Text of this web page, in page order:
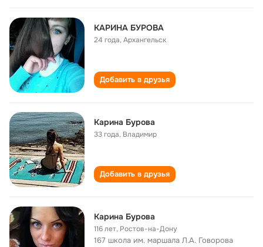
КАРИНА БУРОВА
24 года,Архангельск
Добавить в друзья
Карина Бурова
33 года, Владимир
Добавить в друзья
Карина Бурова
116 лет, Ростов-на-Дону
167 школа им. маршала Л.А. Говорова